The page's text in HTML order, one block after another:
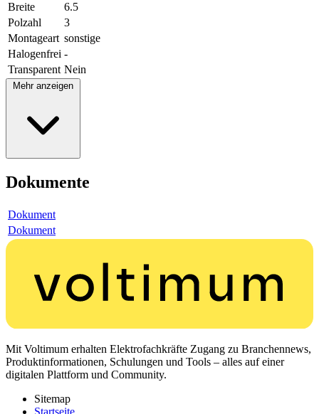
Breite
6.5
Polzahl
3
Montageart sonstige
Halogenfrei -
Transparent Nein
Mehr anzeigen
Dokumente
Dokument
Dokument
Mit Voltimum erhalten Elektrofachkräfte Zugang zu Branchennews,
Produktinformationen, Schulungen und Tools – alles auf einer
digitalen Plattform und Community.
Sitemap